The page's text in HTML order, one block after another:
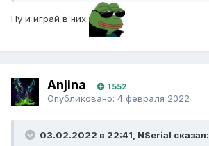
Ну и играй в них
Anjina 1 552
Опубликовано: 4 февраля 2022
03.02.2022 в 22:41, NSerial сказал: